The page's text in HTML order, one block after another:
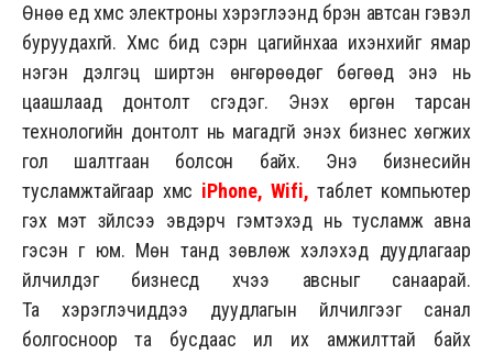
Өнөө үед хүмүүс электроны хэрэглээнд бүрэн автсан гэвэл
буруудахгүй. Хүмүүс бид сэрүүн цагийнхаа ихэнхийг ямар
нэгэн дэлгэц ширтэн өнгөрөөдөг бөгөөд энэ нь
цаашлаад донтолт үүсгэдэг. Энэхүү өргөн тарсан
технологийн донтолт нь магадгүй энэхүү бизнес хөгжих
гол шалтгаан болсон байх. Энэ бизнесийн
тусламжтайгаар хүмүүс iPhone, Wifi,таблет компьютер
гэх мэт зүйлсээ эвдэрч гэмтэхэд нь тусламж авна
гэсэн үг юм. Мөн танд зөвлөж хэлэхэд дуудлагаар
үйлчилдэг бизнесүүд хүчээ авсныг санаарай.
Та хэрэглэчиддээ дуудлагын үйлчилгээг санал
болгосноор та бусдаас илүү их амжилттай байх